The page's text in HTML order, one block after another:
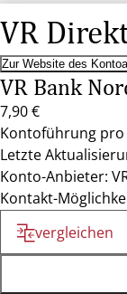
VR
Zur Website des
VR Bank
7,90 €
Kontoführung
Letzte
Konto-Anbieter:
Kontakt-
vergleichen